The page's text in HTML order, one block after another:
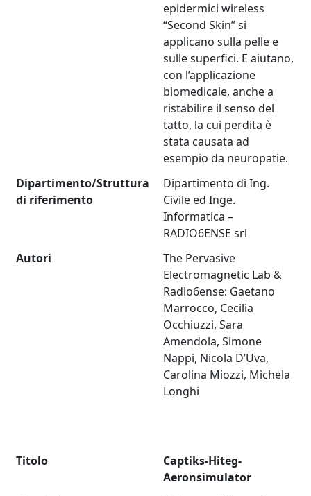
epidermici wireless
“Second Skin” si
applicano sulla pelle e
sulle superfici. E aiutano,
con l’applicazione
biomedicale, anche a
ristabilire il senso del
tatto, la cui perdita è
stata causata ad
esempio da neuropatie.
Dipartimento/Struttura
di riferimento
Dipartimento di Ing.
Civile ed Inge.
Informatica –
RADIO6ENSE srl
Autori
The Pervasive
Electromagnetic Lab &
Radio6ense: Gaetano
Marrocco, Cecilia
Occhiuzzi, Sara
Amendola, Simone
Nappi, Nicola D’Uva,
Carolina Miozzi, Michela
Longhi
Titolo
Captiks-Hiteg-
Aeronsimulator